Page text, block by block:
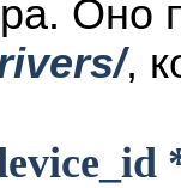
Оно
,